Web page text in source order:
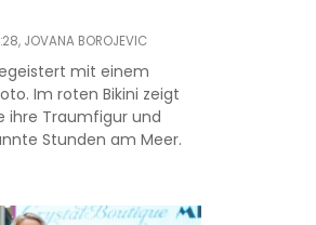
JOVANA BOROJEVIC
mit einem
Im roten Bikini zeigt
ihre Traumfigur und
Stunden am Meer.